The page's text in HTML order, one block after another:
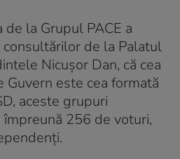
la Grupul PACE a
de la Palatul
Nicuşor Dan, că cea
Guvern este cea formată
aceste grupuri
256 de voturi,